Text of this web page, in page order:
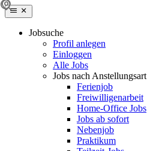
Jobsuche
Profil anlegen
Einloggen
Alle Jobs
Jobs nach Anstellungsart
Ferienjob
Freiwilligenarbeit
Home-Office Jobs
Jobs ab sofort
Nebenjob
Praktikum